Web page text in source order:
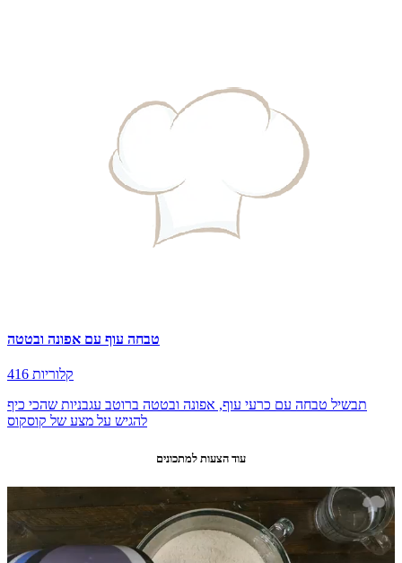
טבחה עוף עם אפונה ובטטה
416 קלוריות
תבשיל טבחה עם כרעי עוף, אפונה ובטטה ברוטב עגבניות שהכי כיף
להגיש על מצע של קוסקוס
עוד הצעות למתכונים